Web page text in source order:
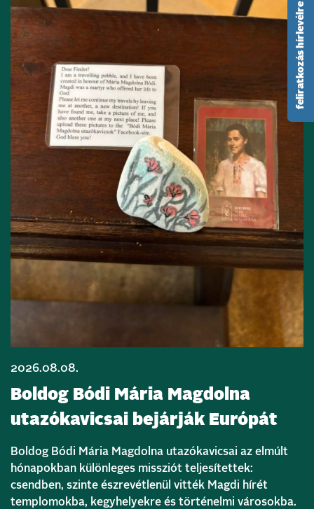
2026.08.08.
Boldog Bódi Mária Magdolna
utazókavicsai bejárják Európát
Boldog Bódi Mária Magdolna utazókavicsai az elmúlt
hónapokban különleges missziót teljesítettek:
csendben, szinte észrevétlenül vitték Magdi hírét
templomokba, kegyhelyekre és történelmi városokba.
feliratkozás hírlevélre